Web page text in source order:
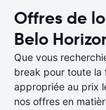
Offres de
Belo
Que vous
break pour toute la
appropriée au prix
nos offres en